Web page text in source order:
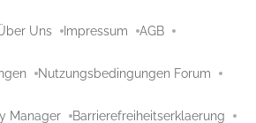
Uns Impressum AGB
Nutzungsbedingungen Forum
Manager Barrierefreiheitserklaerung